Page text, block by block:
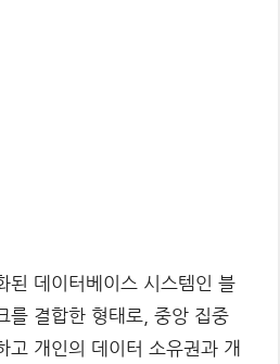
된 데이터베이스 시스템인 블
를 결합한 형태로, 중앙 집중
고 개인의 데이터 소유권과 개